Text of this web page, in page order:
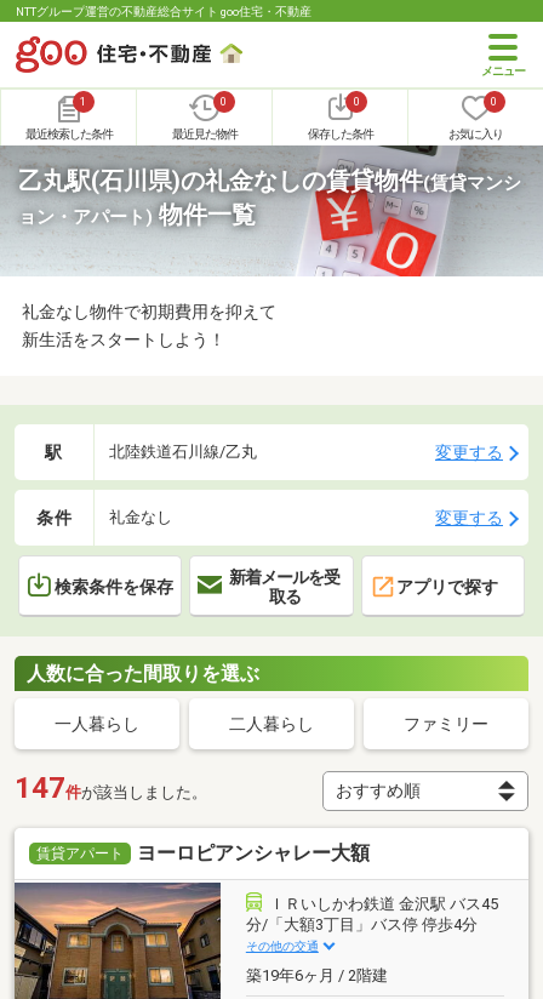
NTTグループ運営の不動産総合サイト goo住宅・不動産
1
最近検索した条件
0
最近見た物件
0
保存した条件
0
お気に入り
乙丸駅(石川県)の礼金なしの賃貸物件(賃貸マンシ
ョン・アパート) 物件一覧
礼金なし物件で初期費用を抑えて
新生活をスタートしよう！
駅 北陸鉄道石川線/乙丸 変更する
条件 礼金なし 変更する
検索条件を保存
新着メールを受
取る
アプリで探す
人数に合った間取りを選ぶ
一人暮らし 二人暮らし ファミリー
147件が該当しました。
賃貸アパート ヨーロピアンシャレー大額
ＩＲいしかわ鉄道 金沢駅 バス45
分/「大額3丁目」バス停 停歩4分
その他の交通
築19年6ヶ月 / 2階建